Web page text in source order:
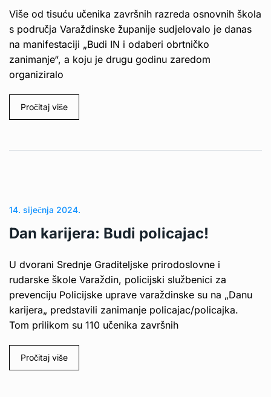
Više od tisuću učenika završnih razreda osnovnih škola
s područja Varaždinske županije sudjelovalo je danas
na manifestaciji „Budi IN i odaberi obrtničko
zanimanje“, a koju je drugu godinu zaredom
organiziralo
Pročitaj više
14. siječnja 2024.
Dan karijera: Budi policajac!
U dvorani Srednje Graditeljske prirodoslovne i
rudarske škole Varaždin, policijski službenici za
prevenciju Policijske uprave varaždinske su na „Danu
karijera„ predstavili zanimanje policajac/policajka.
Tom prilikom su 110 učenika završnih
Pročitaj više